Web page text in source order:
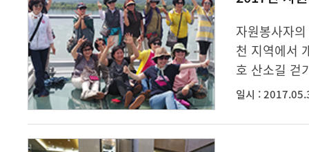
자원봉사자
천 지역에서
호 산소길 걷
일시 :